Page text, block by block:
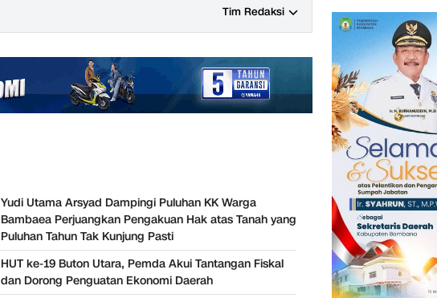
Tim Redaksi
Yudi Utama Arsyad Dampingi Puluhan KK Warga
Bambaea Perjuangkan Pengakuan Hak atas Tanah yang
Puluhan Tahun Tak Kunjung Pasti
HUT ke-19 Buton Utara, Pemda Akui Tantangan Fiskal
dan Dorong Penguatan Ekonomi Daerah